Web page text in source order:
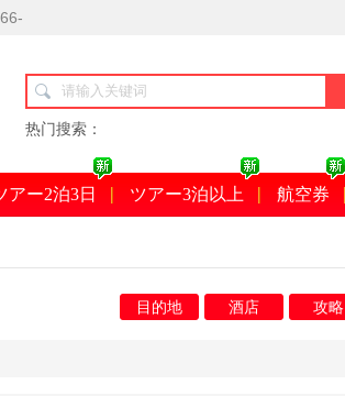
热门搜索：
アー2泊3日 ツアー3泊以上 航空券
目的地 酒店 攻略